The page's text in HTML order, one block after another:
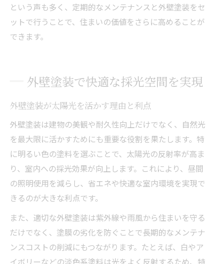
という声も多く、定期的なメンテナンスと外壁塗装をセ
ットで行うことで、住まいの価値をさらに高めることが
できます。
外壁塗装で快適な採光空間を実現
外壁塗装が太陽光を活かす理由と利点
外壁塗装は建物の美観や耐久性向上だけでなく、自然光
を最大限に活かすためにも重要な役割を果たします。特
に明るい色の塗料を選ぶことで、太陽光の反射率が高ま
り、室内への採光効果が向上します。これにより、昼間
の照明使用を減らし、省エネや快適な室内環境を実現で
きるのが大きな利点です。
また、適切な外壁塗装は紫外線や雨風から住まいを守る
だけでなく、塗膜の劣化を防ぐことで長期的なメンテナ
ンスコストの削減にもつながります。たとえば、白やア
イボリーなどの淡色系塗料は光をよく反射するため、特